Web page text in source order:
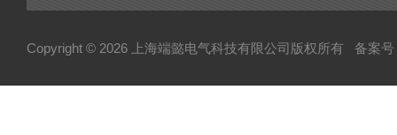
Copyright © 2026 上海端懿电气科技有限公司版权所有 备案号